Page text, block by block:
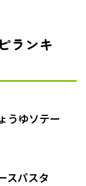
ランキ
うゆソテー
スパスタ